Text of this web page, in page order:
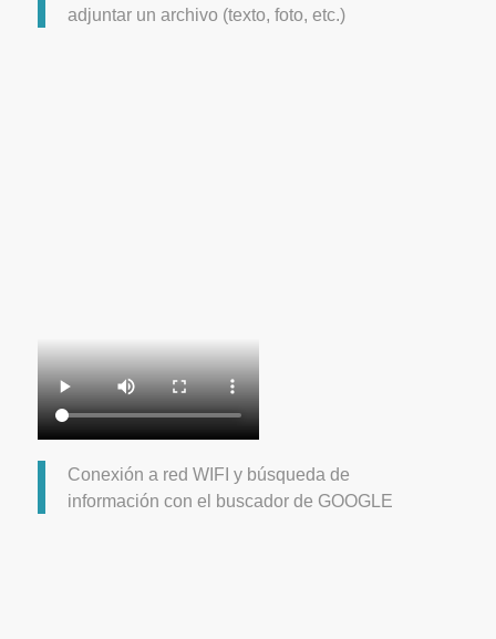
adjuntar un archivo (texto, foto, etc.)
Conexión a red WIFI y búsqueda de
información con el buscador de GOOGLE